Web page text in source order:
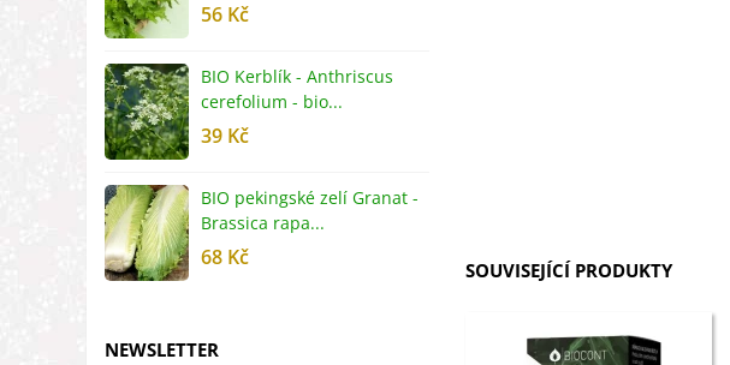
56 Kč
BIO Kerblík - Anthriscus
cerefolium - bio...
39 Kč
BIO pekingské zelí Granat -
Brassica rapa...
68 Kč 84 Kč
NEWSLETTER
SOUVISEJÍCÍ PRODUKTY